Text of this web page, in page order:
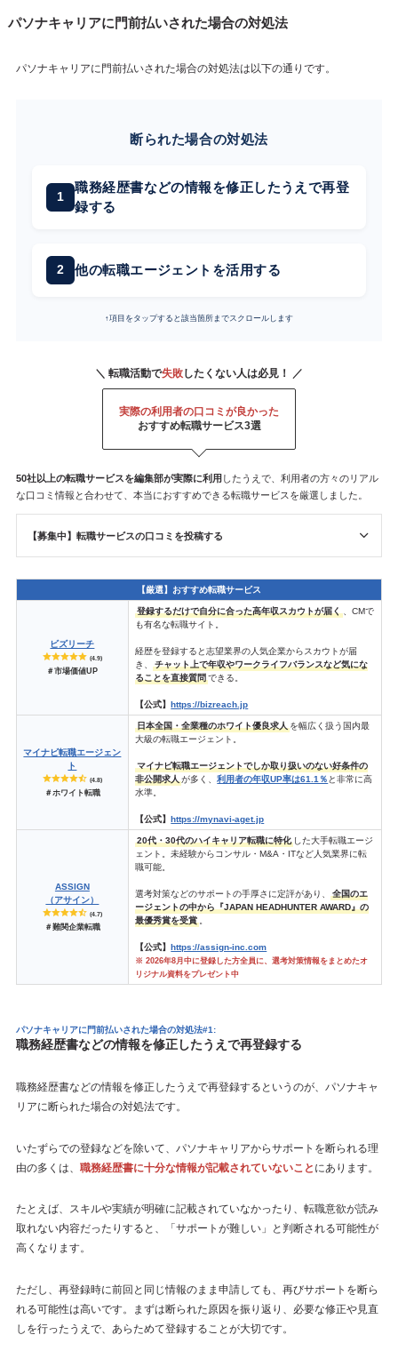
パソナキャリアに門前払いされた場合の対処法
パソナキャリアに門前払いされた場合の対処法は以下の通りです。
断られた場合の対処法
職務経歴書などの情報を修正したうえで再登
録する
他の転職エージェントを活用する
↑項目をタップすると該当箇所までスクロールします
＼ 転職活動で失敗したくない人は必見！ ／
実際の利用者の口コミが良かった
おすすめ転職サービス3選
50社以上の転職サービスを編集部が実際に利用 したうえで、利用者の方々のリアル
な口コミ情報と合わせて、本当におすすめできる転職サービスを厳選しました。
【募集中】転職サービスの口コミを投稿する
【厳選】おすすめ転職サービス
ビズリーチ
(4.9)
＃市場価値UP
登録するだけで自分に合った高年収スカウトが届く 、CMで
も有名な転職サイト。
経歴を登録すると志望業界の人気企業からスカウトが届
き、チャット上で年収やワークライフバランスなど気にな
ることを直接質問できる。
【公式】 https://bizreach.jp
マイナビ転職エージェン
ト
(4.8)
＃ホワイト転職
日本全国・全業種のホワイト優良求人 を幅広く扱う国内最
大級の転職エージェント。
マイナビ転職エージェントでしか取り扱いのない好条件の
非公開求人が多く、利用者の年収UP率は61.1％と非常に高
水準。
【公式】 https://mynavi-aget.jp
ASSIGN
（アサイン）
(4.7)
＃難関企業転職
20代・30代のハイキャリア転職に特化 した大手転職エージ
ェント。未経験からコンサル・M&A・ITなど人気業界に転
職可能。
選考対策などのサポートの手厚さに定評があり、全国のエ
ージェントの中から『JAPAN HEADHUNTER AWARD』の
最優秀賞を受賞 。
【公式】 https://assign-inc.com
※ 2026年8月中に登録した方全員に、選考対策情報をまとめたオ
リジナル資料をプレゼント中
パソナキャリアに門前払いされた場合の対処法#1:
職務経歴書などの情報を修正したうえで再登録する
職務経歴書などの情報を修正したうえで再登録するというのが、パソナキャ
リアに断られた場合の対処法です。
いたずらでの登録などを除いて、パソナキャリアからサポートを断られる理
由の多くは、 職務経歴書に十分な情報が記載されていないこと にあります。
たとえば、スキルや実績が明確に記載されていなかったり、転職意欲が読み
取れない内容だったりすると、「サポートが難しい」と判断される可能性が
高くなります。
ただし、再登録時に前回と同じ情報のまま申請しても、再びサポートを断ら
れる可能性は高いです。まずは断られた原因を振り返り、必要な修正や見直
しを行ったうえで、あらためて登録することが大切です。